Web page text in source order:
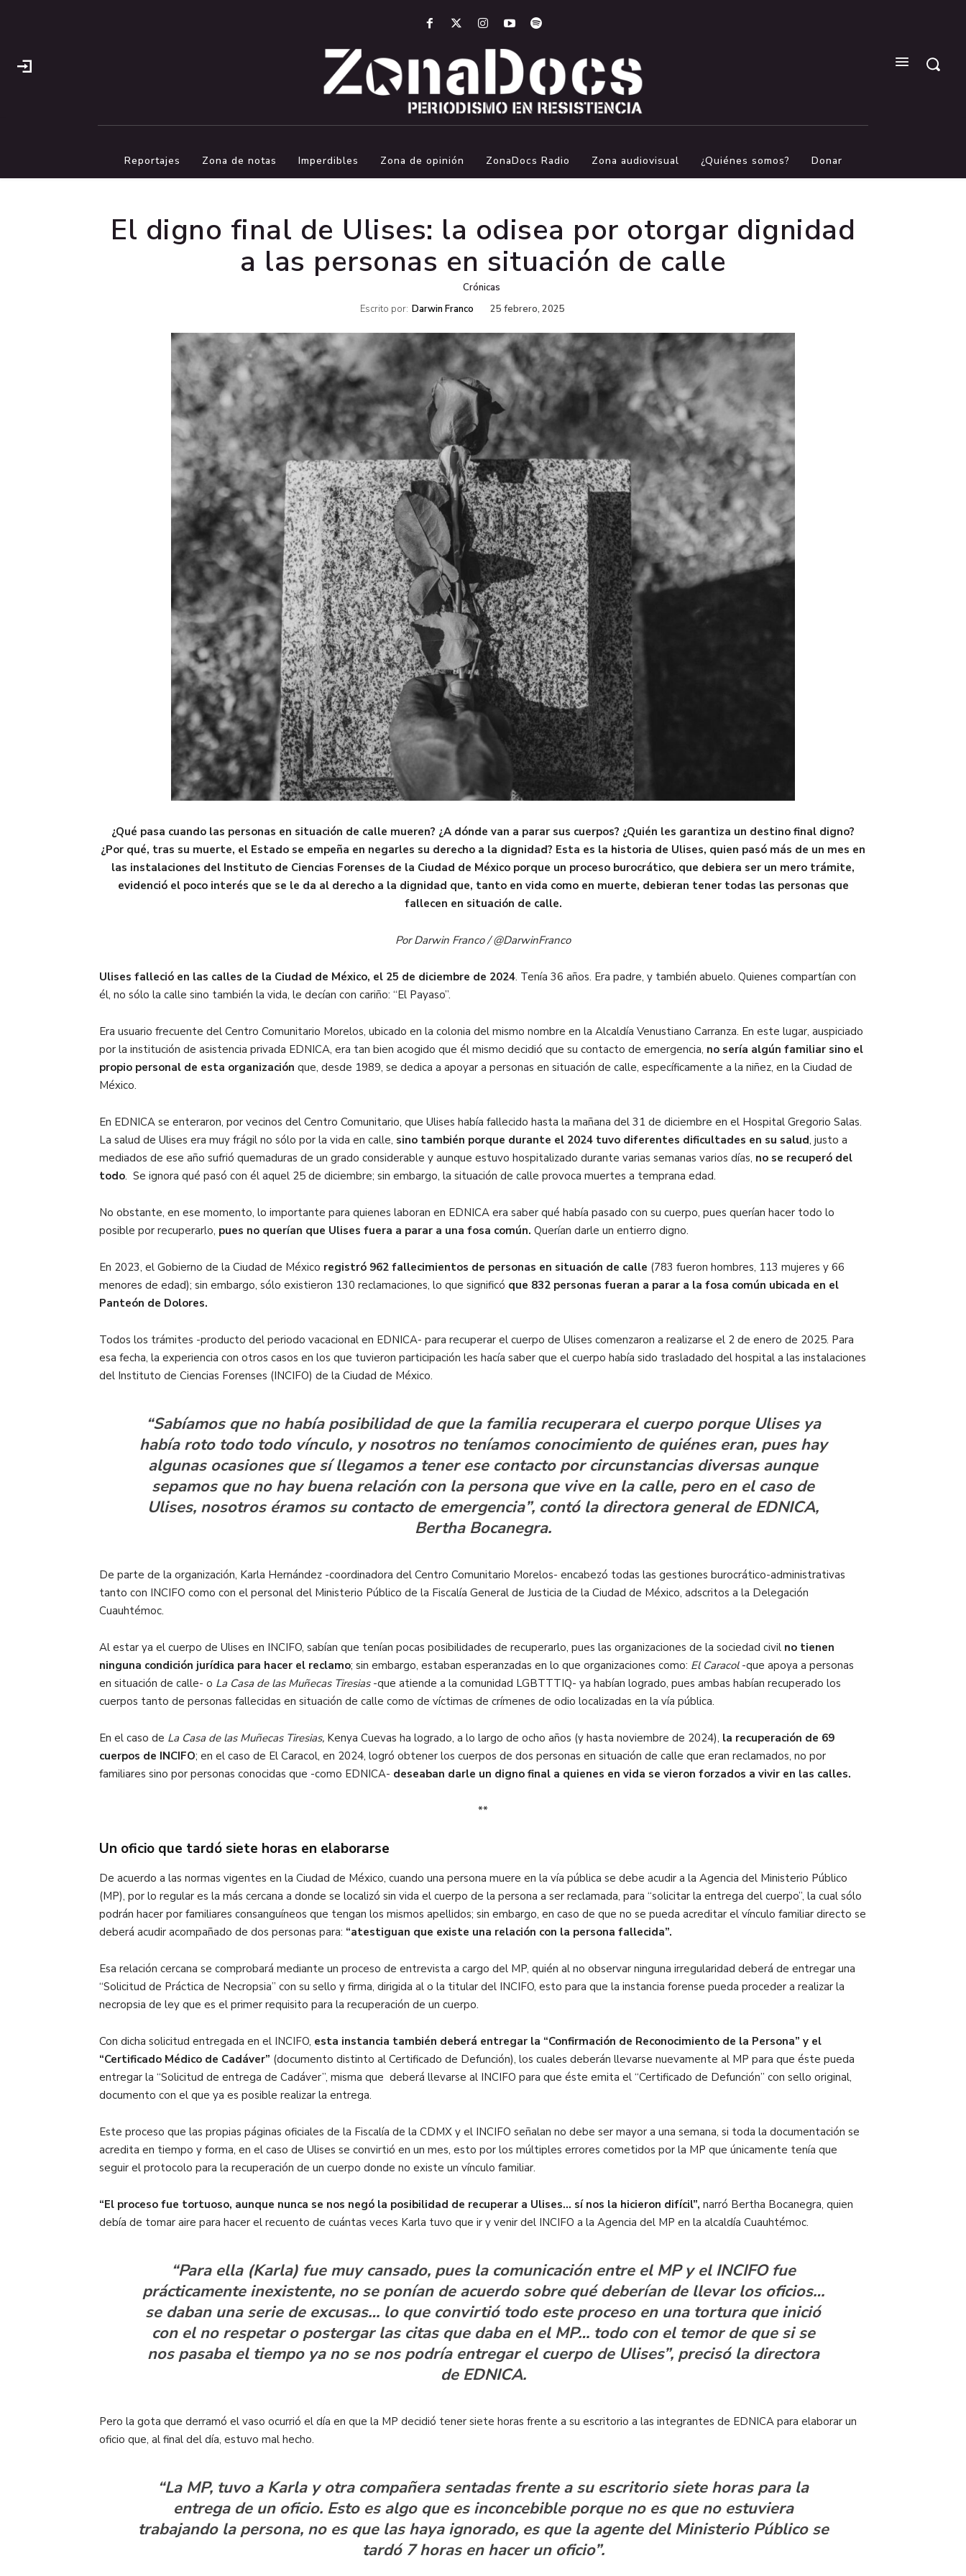
Reportajes Zona de notas Imperdibles Zona de opinión ZonaDocs Radio Zona audiovisual ¿Quiénes somos? Donar
El digno final de Ulises: la odisea por otorgar dignidad
a las personas en situación de calle
Crónicas
Escrito por: Darwin Franco 25 febrero, 2025
¿Qué pasa cuando las personas en situación de calle mueren? ¿A dónde van a parar sus cuerpos? ¿Quién les garantiza un destino final digno?
¿Por qué, tras su muerte, el Estado se empeña en negarles su derecho a la dignidad? Esta es la historia de Ulises, quien pasó más de un mes en
las instalaciones del Instituto de Ciencias Forenses de la Ciudad de México porque un proceso burocrático, que debiera ser un mero trámite,
evidenció el poco interés que se le da al derecho a la dignidad que, tanto en vida como en muerte, debieran tener todas las personas que
fallecen en situación de calle.
Por Darwin Franco / @DarwinFranco
Ulises falleció en las calles de la Ciudad de México, el 25 de diciembre de 2024. Tenía 36 años. Era padre, y también abuelo. Quienes compartían con
él, no sólo la calle sino también la vida, le decían con cariño: “El Payaso”.
Era usuario frecuente del Centro Comunitario Morelos, ubicado en la colonia del mismo nombre en la Alcaldía Venustiano Carranza. En este lugar, auspiciado
por la institución de asistencia privada EDNICA, era tan bien acogido que él mismo decidió que su contacto de emergencia, no sería algún familiar sino el
propio personal de esta organización que, desde 1989, se dedica a apoyar a personas en situación de calle, específicamente a la niñez, en la Ciudad de
México.
En EDNICA se enteraron, por vecinos del Centro Comunitario, que Ulises había fallecido hasta la mañana del 31 de diciembre en el Hospital Gregorio Salas.
La salud de Ulises era muy frágil no sólo por la vida en calle, sino también porque durante el 2024 tuvo diferentes dificultades en su salud, justo a
mediados de ese año sufrió quemaduras de un grado considerable y aunque estuvo hospitalizado durante varias semanas varios días, no se recuperó del
todo. Se ignora qué pasó con él aquel 25 de diciembre; sin embargo, la situación de calle provoca muertes a temprana edad.
No obstante, en ese momento, lo importante para quienes laboran en EDNICA era saber qué había pasado con su cuerpo, pues querían hacer todo lo
posible por recuperarlo, pues no querían que Ulises fuera a parar a una fosa común. Querían darle un entierro digno.
En 2023, el Gobierno de la Ciudad de México registró 962 fallecimientos de personas en situación de calle (783 fueron hombres, 113 mujeres y 66
menores de edad); sin embargo, sólo existieron 130 reclamaciones, lo que significó que 832 personas fueran a parar a la fosa común ubicada en el
Panteón de Dolores.
Todos los trámites -producto del periodo vacacional en EDNICA- para recuperar el cuerpo de Ulises comenzaron a realizarse el 2 de enero de 2025. Para
esa fecha, la experiencia con otros casos en los que tuvieron participación les hacía saber que el cuerpo había sido trasladado del hospital a las instalaciones
del Instituto de Ciencias Forenses (INCIFO) de la Ciudad de México.
“Sabíamos que no había posibilidad de que la familia recuperara el cuerpo porque Ulises ya
había roto todo todo vínculo, y nosotros no teníamos conocimiento de quiénes eran, pues hay
algunas ocasiones que sí llegamos a tener ese contacto por circunstancias diversas aunque
sepamos que no hay buena relación con la persona que vive en la calle, pero en el caso de
Ulises, nosotros éramos su contacto de emergencia”, contó la directora general de EDNICA,
Bertha Bocanegra.
De parte de la organización, Karla Hernández -coordinadora del Centro Comunitario Morelos- encabezó todas las gestiones burocrático-administrativas
tanto con INCIFO como con el personal del Ministerio Público de la Fiscalía General de Justicia de la Ciudad de México, adscritos a la Delegación
Cuauhtémoc.
Al estar ya el cuerpo de Ulises en INCIFO, sabían que tenían pocas posibilidades de recuperarlo, pues las organizaciones de la sociedad civil no tienen
ninguna condición jurídica para hacer el reclamo; sin embargo, estaban esperanzadas en lo que organizaciones como: El Caracol-que apoya a personas
en situación de calle- o La Casa de las Muñecas Tiresias -que atiende a la comunidad LGBTTTIQ- ya habían logrado, pues ambas habían recuperado los
cuerpos tanto de personas fallecidas en situación de calle como de víctimas de crímenes de odio localizadas en la vía pública.
En el caso de La Casa de las Muñecas Tiresias, Kenya Cuevas ha logrado, a lo largo de ocho años (y hasta noviembre de 2024), la recuperación de 69
cuerpos de INCIFO; en el caso de El Caracol, en 2024, logró obtener los cuerpos de dos personas en situación de calle que eran reclamados, no por
familiares sino por personas conocidas que -como EDNICA- deseaban darle un digno final a quienes en vida se vieron forzados a vivir en las calles.
**
Un oficio que tardó siete horas en elaborarse
De acuerdo a las normas vigentes en la Ciudad de México, cuando una persona muere en la vía pública se debe acudir a la Agencia del Ministerio Público
(MP), por lo regular es la más cercana a donde se localizó sin vida el cuerpo de la persona a ser reclamada, para “solicitar la entrega del cuerpo”, la cual sólo
podrán hacer por familiares consanguíneos que tengan los mismos apellidos; sin embargo, en caso de que no se pueda acreditar el vínculo familiar directo se
deberá acudir acompañado de dos personas para: “atestiguan que existe una relación con la persona fallecida”.
Esa relación cercana se comprobará mediante un proceso de entrevista a cargo del MP, quién al no observar ninguna irregularidad deberá de entregar una
“Solicitud de Práctica de Necropsia” con su sello y firma, dirigida al o la titular del INCIFO, esto para que la instancia forense pueda proceder a realizar la
necropsia de ley que es el primer requisito para la recuperación de un cuerpo.
Con dicha solicitud entregada en el INCIFO, esta instancia también deberá entregar la “Confirmación de Reconocimiento de la Persona” y el
“Certificado Médico de Cadáver” (documento distinto al Certificado de Defunción), los cuales deberán llevarse nuevamente al MP para que éste pueda
entregar la “Solicitud de entrega de Cadáver”, misma que deberá llevarse al INCIFO para que éste emita el “Certificado de Defunción” con sello original,
documento con el que ya es posible realizar la entrega.
Este proceso que las propias páginas oficiales de la Fiscalía de la CDMX y el INCIFO señalan no debe ser mayor a una semana, si toda la documentación se
acredita en tiempo y forma, en el caso de Ulises se convirtió en un mes, esto por los múltiples errores cometidos por la MP que únicamente tenía que
seguir el protocolo para la recuperación de un cuerpo donde no existe un vínculo familiar.
“El proceso fue tortuoso, aunque nunca se nos negó la posibilidad de recuperar a Ulises… sí nos la hicieron difícil”, narró Bertha Bocanegra, quien
debía de tomar aire para hacer el recuento de cuántas veces Karla tuvo que ir y venir del INCIFO a la Agencia del MP en la alcaldía Cuauhtémoc.
“Para ella (Karla) fue muy cansado, pues la comunicación entre el MP y el INCIFO fue
prácticamente inexistente, no se ponían de acuerdo sobre qué deberían de llevar los oficios…
se daban una serie de excusas… lo que convirtió todo este proceso en una tortura que inició
con el no respetar o postergar las citas que daba en el MP… todo con el temor de que si se
nos pasaba el tiempo ya no se nos podría entregar el cuerpo de Ulises”, precisó la directora
de EDNICA.
Pero la gota que derramó el vaso ocurrió el día en que la MP decidió tener siete horas frente a su escritorio a las integrantes de EDNICA para elaborar un
oficio que, al final del día, estuvo mal hecho.
“La MP, tuvo a Karla y otra compañera sentadas frente a su escritorio siete horas para la
entrega de un oficio. Esto es algo que es inconcebible porque no es que no estuviera
trabajando la persona, no es que las haya ignorado, es que la agente del Ministerio Público se
tardó 7 horas en hacer un oficio”.